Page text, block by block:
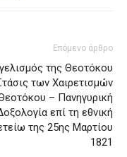
Επόμενο άρθρο
της Θεοτόκου
των Χαιρετισμών
– Πανηγυρική
επί τη εθνική
της 25ης Μαρτίου
1821